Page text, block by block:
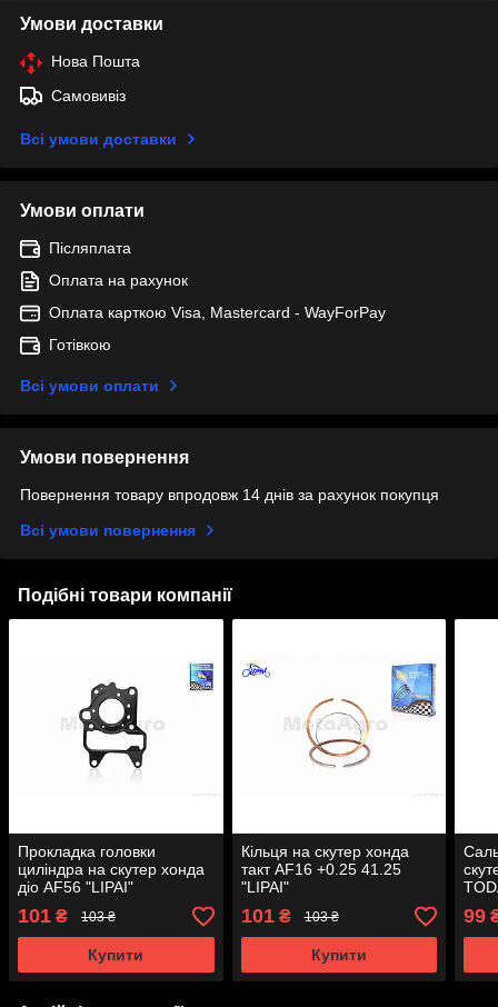
Умови доставки
Нова Пошта
Самовивіз
Всі умови доставки
Умови оплати
Післяплата
Оплата на рахунок
Оплата карткою Visa, Mastercard - WayForPay
Готівкою
Всі умови оплати
Умови повернення
Повернення товару впродовж 14 днів за рахунок покупця
Всі умови повернення
Подібні товари компанії
Прокладка головки
циліндра на скутер хонда
діо AF56 "LIPAI"
101 ₴ 103 ₴
Купити
Кільця на скутер хонда
такт AF16 +0.25 41.25
"LIPAI"
101₴ 103 ₴
Купити
99